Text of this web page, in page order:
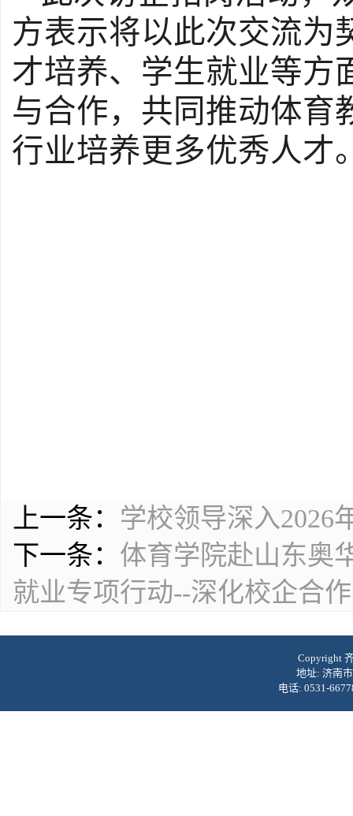
方表示将以此次交流为
才培养、学生就业等方
与合作，共同推动体育
行业培养更多优秀人才
上一条： 学校领导深入2026
下一条： 体育学院赴山东奥
就业专项行动--深化校企合
Copyright
地址: 济南
电话: 0531-